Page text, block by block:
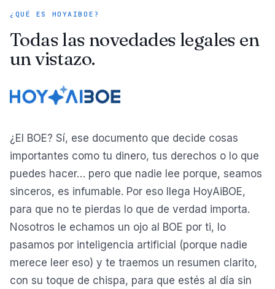
¿QUÉ ES HOYAIBOE?
Todas las novedades legales en
un vistazo.
¿El BOE? Sí, ese documento que decide cosas
importantes como tu dinero, tus derechos o lo que
puedes hacer… pero que nadie lee porque, seamos
sinceros, es infumable. Por eso llega HoyAiBOE,
para que no te pierdas lo que de verdad importa.
Nosotros le echamos un ojo al BOE por ti, lo
pasamos por inteligencia artificial (porque nadie
merece leer eso) y te traemos un resumen clarito,
con su toque de chispa, para que estés al día sin